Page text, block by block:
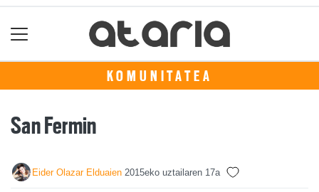
KOMUNITATEA
San Fermin
Eider Olazar Elduaien 2015eko uztailaren 17a